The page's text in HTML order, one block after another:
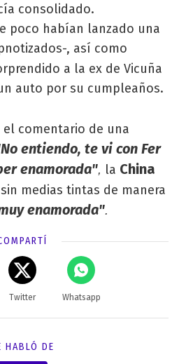
consolidado.
poco habían lanzado una
, así como
a la ex de Vicuña
auto por su cumpleaños.
comentario de una
entiendo, te vi con Fer
enamorada", la China
medias tintas de manera
enamorada".
Twitter Whatsapp
HABLÓ DE